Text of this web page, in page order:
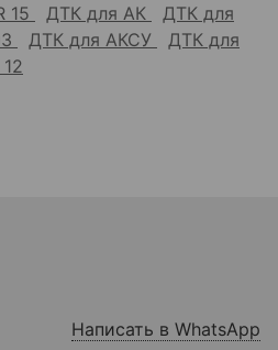
15 ДТК для АК
ДТК для
ДТК для АКСУ
ДТК для
Написать в WhatsApp